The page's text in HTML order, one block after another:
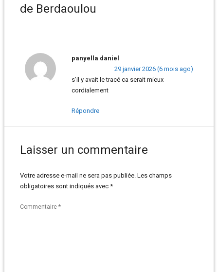
de Berdaoulou
panyella daniel
29 janvier 2026 (6 mois ago)
s’il y avait le tracé ca serait mieux
cordialement
Répondre
Laisser un commentaire
Votre adresse e-mail ne sera pas publiée. Les champs
obligatoires sont indiqués avec *
Commentaire *